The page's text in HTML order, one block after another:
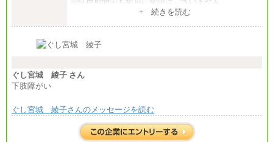
月給370,000円～
ます。
の各種手当を含む金額です）
+ 続きを読む
ぐし宮城 綾子 さん
下肢障がい
ぐし宮城 綾子さんのメッセージを読む